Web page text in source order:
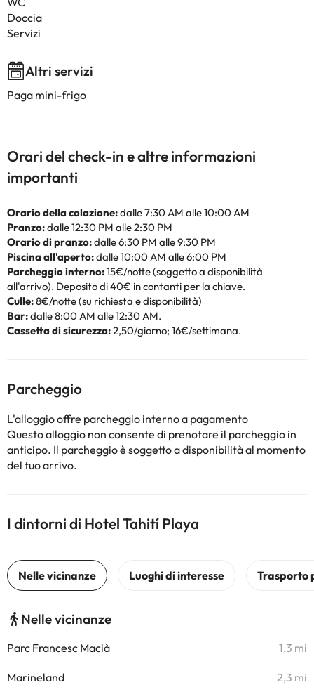
Doccia
Servizi
Altri servizi
Paga mini-frigo
Orari del check-in e altre informazioni
importanti
Orario della colazione:dalle 7:30 AM alle 10:00 AM
Pranzo:dalle 12:30 PM alle 2:30 PM
Orario di pranzo:dalle 6:30 PM alle 9:30 PM
Piscina all'aperto:dalle 10:00 AM alle 6:00 PM
Parcheggio interno:15€/notte (soggetto a disponibilità
all'arrivo). Deposito di 40€ in contanti per la chiave.
Culle:8€/notte (su richiesta e disponibilità)
Bar:dalle 8:00 AM alle 12:30 AM.
Cassetta di sicurezza:2,50/giorno; 16€/settimana.
Parcheggio
L'alloggio offre parcheggio interno a pagamento
Questo alloggio non consente di prenotare il parcheggio in
anticipo. Il parcheggio è soggetto a disponibilità al momento
del tuo arrivo.
I dintorni di Hotel Tahití Playa
Nelle vicinanze
Parc Francesc Macià 1,3 mi
Marineland 2,3 mi